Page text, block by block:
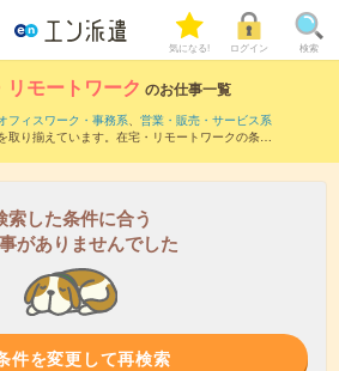
気になる! ログイン 検索
リモートワーク のお仕事一覧
フィスワーク・事務系、 営業・販売・サービス系
取り揃えています。在宅・リモートワークの条件
索した条件に合う
がありませんでした
件を変更して再検索